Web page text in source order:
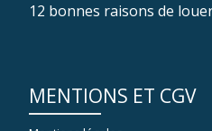
12 bonnes raisons de
MENTIONS ET CGV